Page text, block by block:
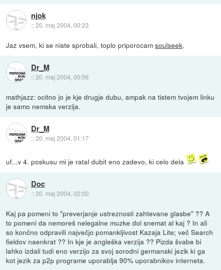
njok
::20. maj 2004, 00:23
Jaz vsem, ki se niste sprobali, toplo priporocamsoulseek.
Dr_M
::20. maj 2004, 00:56
mathjazz: ocitno jo je kje drugje dubu, ampak na tistem tvojem linku
je samo nemska verzija.
Dr_M
::20. maj 2004, 01:17
uf...v 4. poskusu mi je ratal dubit eno zadevo, ki celo dela
Doc
::20. maj 2004, 02:00
Kaj pa pomeni to "preverjanje ustreznosti zahtevane glasbe" ?? A
to pomeni da nemoreš nelegalne muzke dol snemat al kaj ? In ali
so končno odpravili največjo pomankljivost Kazaja Lite; več Search
fieldov naenkrat ?? In kje je angleška verzija ?? Pizda švabe bi
lahko izdali tudi eno verzijo za svoj sorodni germanski jezik ki ga
kot jezik za p2p programe uporablja 90% uporabnikov interneta.